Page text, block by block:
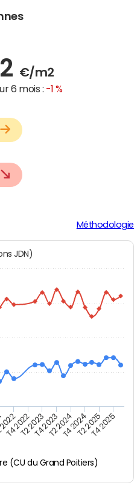
€/m2
6 mois : -1 %
Méthodologie
JDN)
(CU du Grand Poitiers)
T4 2022T2 2023T4 2023T2 2024T4 2024T2 2025T4 2025